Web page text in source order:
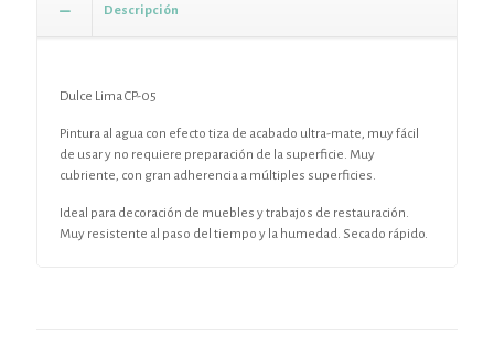
Descripción
Dulce Lima CP-05
Pintura al agua con efecto tiza de acabado ultra-mate, muy fácil
de usar y no requiere preparación de la superficie. Muy
cubriente, con gran adherencia a múltiples superficies.
Ideal para decoración de muebles y trabajos de restauración.
Muy resistente al paso del tiempo y la humedad. Secado rápido.